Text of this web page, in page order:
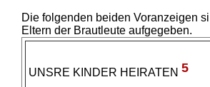
Die folgenden beiden Voranzeigen
Eltern der Brautleute aufgegeben.
UNSRE KINDER HEIRATEN 5